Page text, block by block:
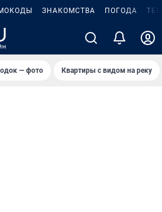
ЗНАКОМСТВА ПОГОДА
— фото Квартиры с видом на реку